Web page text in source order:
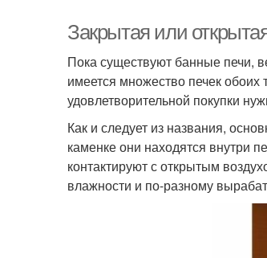
Закрытая или
Пока существуют банные печи,
имеется множество печек
удовлетворительной покупки
Как и следует из названия,
каменке они находятся внутри
контактируют с открытым
влажности и по-разному